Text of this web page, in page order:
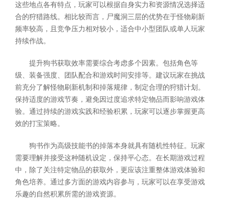
这些地点各有特点，玩家可以根据自身实力和资源情况选择适
合的狩猎路线。相比较而言，尸魔洞三层的优势在于怪物刷新
频率较高，且竞争压力相对较小，适合中小型团队或单人玩家
持续作战。
提升狗书获取效率需要综合考虑多个因素。包括角色等
级、装备强度、团队配合和游戏时间安排等。建议玩家在挑战
前充分了解怪物刷新机制和掉落规律，制定合理的狩猎计划。
保持适度的游戏节奏，避免因过度追求特定物品而影响游戏体
验。通过持续的游戏实践和经验积累，玩家可以逐步掌握更高
效的打宝策略。
狗书作为高级技能书的掉落本身就具有随机性特征。玩家
需要理解并接受这种随机设定，保持平心态。在长期游戏过程
中，除了关注特定物品的获取外，更应该注重整体游戏体验和
角色培养。通过多方面的游戏内容参与，玩家可以在享受游戏
乐趣的自然积累所需的游戏资源。